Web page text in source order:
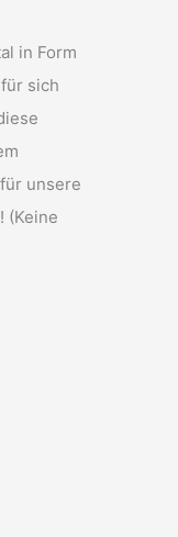
in Form
sich
unsere
(Keine